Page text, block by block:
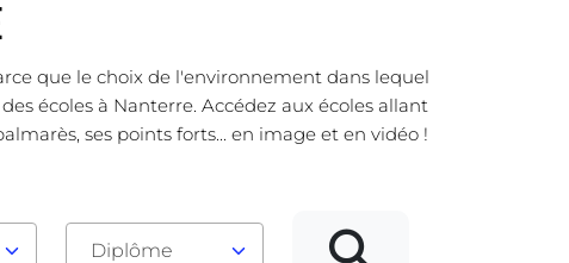
que le choix de l'environnement dans lequel
écoles à Nanterre. Accédez aux écoles allant
ses points forts... en image et en vidéo !
Diplôme